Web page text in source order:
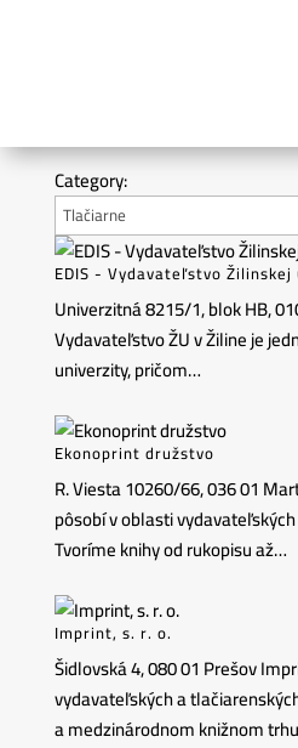
Category:
EDIS - Vydavateľstvo
Univerzitná 8215/1, blok HB,
Vydavateľstvo ŽU v Žiline je
univerzity, pričom…
Ekonoprint družstvo
R. Viesta 10260/66, 036 01
pôsobí v oblasti
Tvoríme knihy od rukopisu až…
Imprint, s. r. o.
Šidlovská 4, 080 01 Prešov
vydavateľských a
a medzinárodnom knižnom